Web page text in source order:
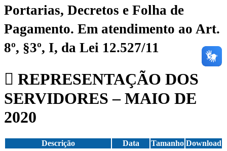
Portarias, Decretos e Folha de
Pagamento. Em atendimento ao Art.
8º, §3º, I, da Lei 12.527/11
REPRESENTAÇÃO DOS
SERVIDORES – MAIO DE
2020
Descrição Data Tamanho Download